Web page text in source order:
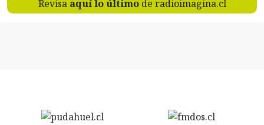
Revisa aquí lo últimode radioimagina.cl